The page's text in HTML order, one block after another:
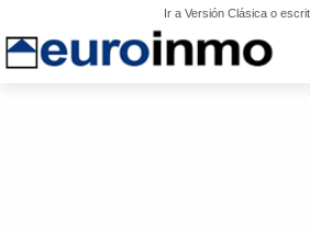
Ir a Versión Clásica o